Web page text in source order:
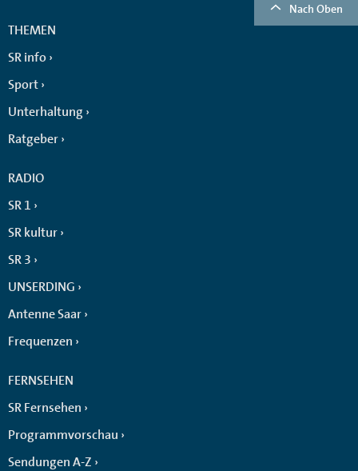
Nach Oben
THEMEN
SR info
Sport
Unterhaltung
Ratgeber
RADIO
SR 1
SR kultur
SR 3
UNSERDING
Antenne Saar
Frequenzen
FERNSEHEN
SR Fernsehen
Programmvorschau
Sendungen A-Z